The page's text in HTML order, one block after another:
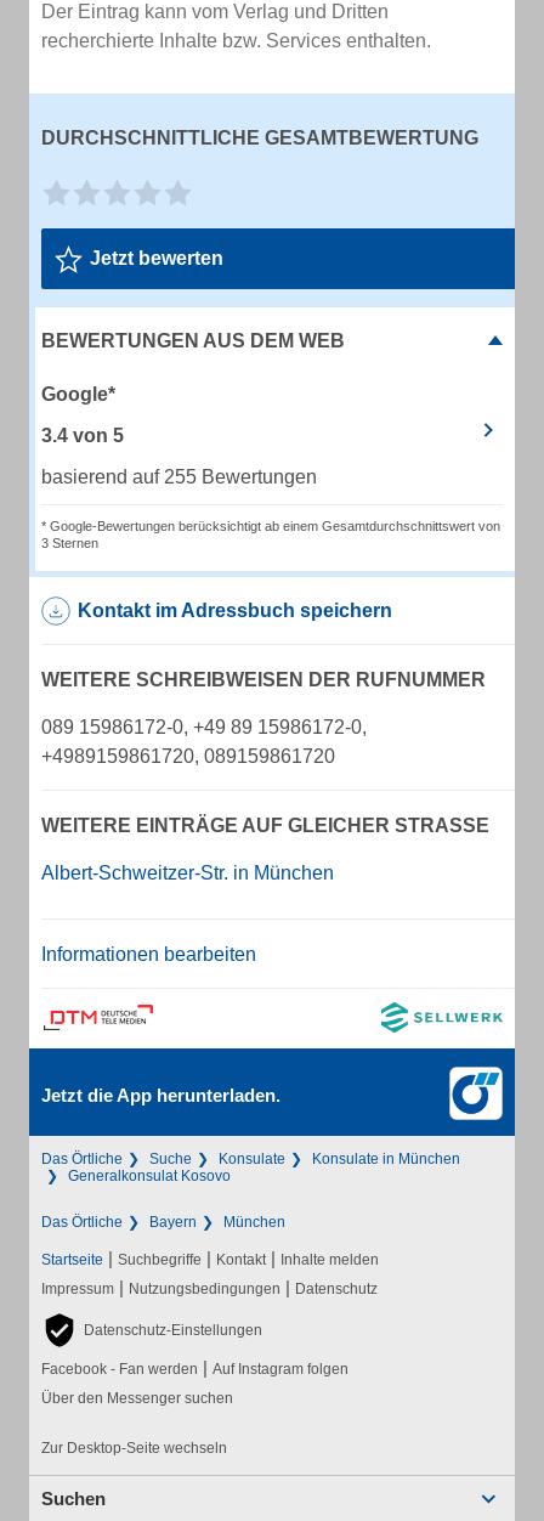
Der Eintrag kann vom Verlag und Dritten
recherchierte Inhalte bzw. Services enthalten.
DURCHSCHNITTLICHE GESAMTBEWERTUNG
Jetzt bewerten
BEWERTUNGEN AUS DEM WEB
Google*
3.4 von 5
basierend auf 255 Bewertungen
* Google-Bewertungen berücksichtigt ab einem Gesamtdurchschnittswert von
3 Sternen
Kontakt im Adressbuch speichern
WEITERE SCHREIBWEISEN DER RUFNUMMER
089 15986172-0, +49 89 15986172-0,
+4989159861720, 089159861720
WEITERE EINTRÄGE AUF GLEICHER STRASSE
Albert-Schweitzer-Str. in München
Informationen bearbeiten
Jetzt die App herunterladen.
Das Örtliche Suche Konsulate
Konsulate in München
Generalkonsulat Kosovo
Das Örtliche Bayern München
Startseite | Suchbegriffe | Kontakt | Inhalte melden
Impressum | Nutzungsbedingungen | Datenschutz
Datenschutz-Einstellungen
Facebook - Fan werden | Auf Instagram folgen
Über den Messenger suchen
Zur Desktop-Seite wechseln
Suchen